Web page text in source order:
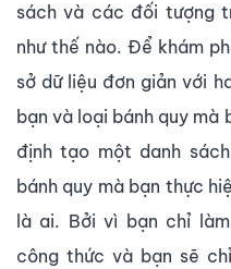
sách và các đối tượng
như thế nào. Để khám
sở dữ liệu đơn giản với
bạn và loại bánh quy
định tạo một danh
bánh quy mà bạn thực
là ai. Bởi vì bạn chỉ
công thức và bạn sẽ